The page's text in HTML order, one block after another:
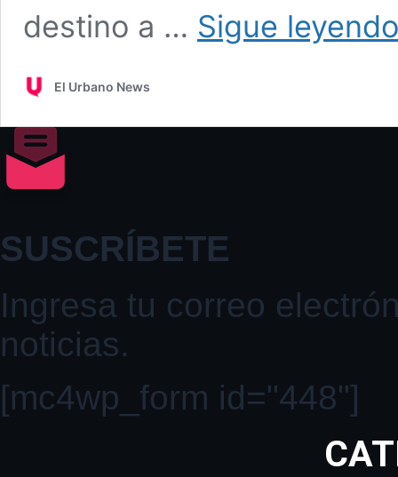
destino a … Sigue leyendo
El Urbano News
SUSCRÍBETE
Ingresa tu correo
noticias.
[mc4wp_form id="448"]